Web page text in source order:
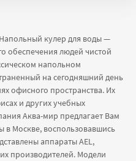
кулер для воды —
обеспечения людей чистой
напольном
на сегодняшний день
офисного пространства. Их
и других учебных
Аква-мир предлагает Вам
в Москве, воспользовавшись
аппараты AEL,
производителей. Модели